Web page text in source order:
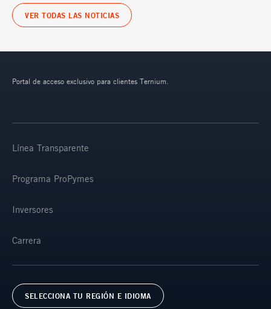
VER TODAS LAS NOTICIAS
Portal de acceso exclusivo para clientes Ternium.
Línea Transparente
Programa ProPymes
Inversores
Carrera
SELECCIONA TU REGIÓN E IDIOMA